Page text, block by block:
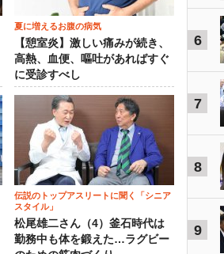
夏に増えるお腹の病気
【憩室炎】激しい痛みが続き、
高熱、血便、嘔吐があればすぐ
に受診すべし
伝説のトップアスリートに聞く「シニア
スタイル」
松尾雄二さん（4）釜石時代は
勤務中も体を鍛えた…ラグビー
6
7
8
9